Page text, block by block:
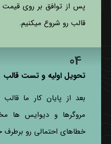
پس از توافق بر روی قیمت
قالب رو شروع میکنیم.
تحویل اولیه و تست قالب
بعد از پایان کار ما
مروگرها و دیوایس ها
خطاهای احتمالی رو برطرف